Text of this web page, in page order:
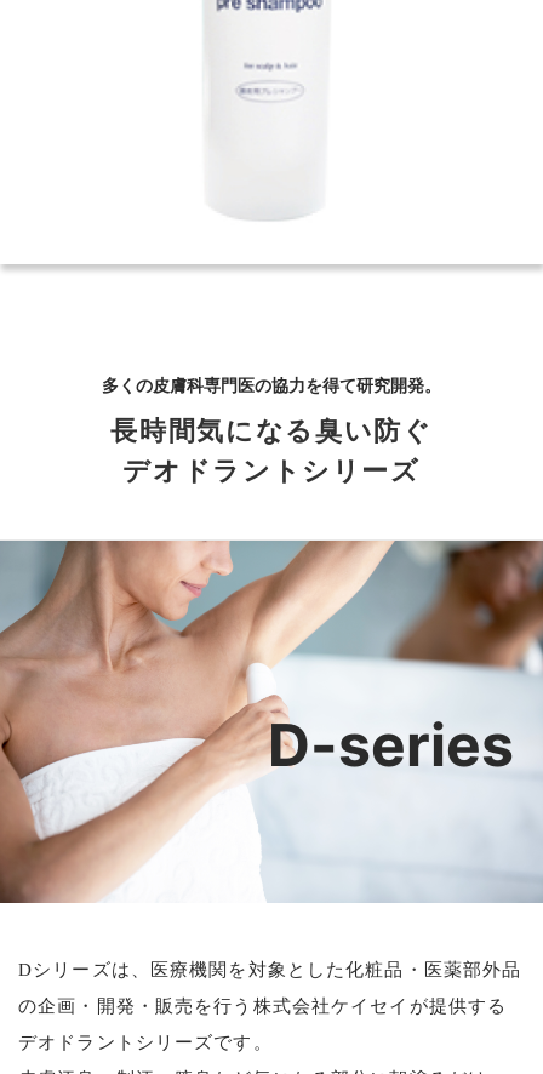
多くの皮膚科専門医の協力を得て研究開発。
長時間気になる臭い防ぐ
デオドラントシリーズ
D-series
Dシリーズは、医療機関を対象とした化粧品・医薬部外品
の企画・開発・販売を行う株式会社ケイセイが提供する
デオドラントシリーズです。